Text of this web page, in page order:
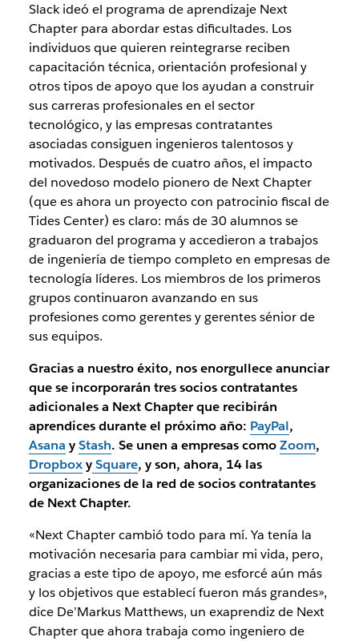
Slack ideó el programa de aprendizaje Next
Chapter para abordar estas dificultades. Los
individuos que quieren reintegrarse reciben
capacitación técnica, orientación profesional y
otros tipos de apoyo que los ayudan a construir
sus carreras profesionales en el sector
tecnológico, y las empresas contratantes
asociadas consiguen ingenieros talentosos y
motivados. Después de cuatro años, el impacto
del novedoso modelo pionero de Next Chapter
(que es ahora un proyecto con patrocinio fiscal de
Tides Center) es claro: más de 30 alumnos se
graduaron del programa y accedieron a trabajos
de ingeniería de tiempo completo en empresas de
tecnología líderes. Los miembros de los primeros
grupos continuaron avanzando en sus
profesiones como gerentes y gerentes sénior de
sus equipos.
Gracias a nuestro éxito, nos enorgullece anunciar
que se incorporarán tres socios contratantes
adicionales a Next Chapter que recibirán
aprendices durante el próximo año: PayPal,
Asana yStash. Se unen a empresas comoZoom,
DropboxySquare, y son, ahora, 14 las
organizaciones de la red de socios contratantes
de Next Chapter.
«Next Chapter cambió todo para mí. Ya tenía la
motivación necesaria para cambiar mi vida, pero,
gracias a este tipo de apoyo, me esforcé aún más
y los objetivos que establecí fueron más grandes»,
dice De’Markus Matthews, un exaprendiz de Next
Chapter que ahora trabaja como ingeniero de